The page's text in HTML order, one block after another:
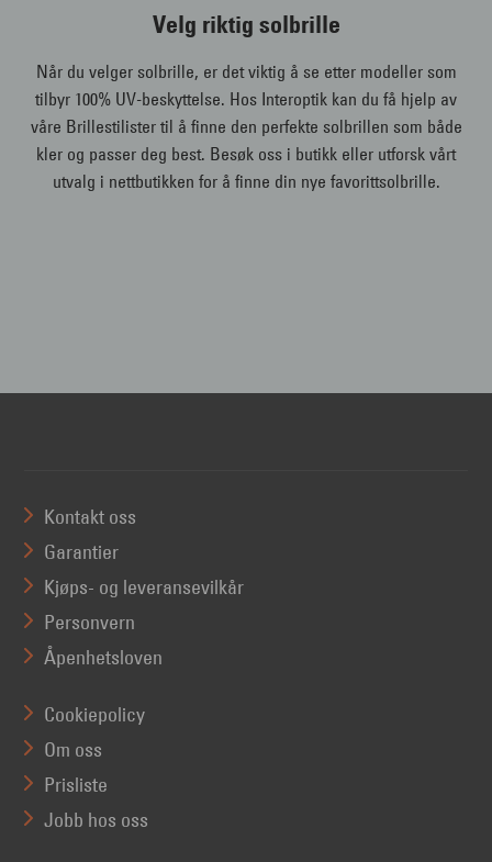
Velg riktig solbrille
Når du velger solbrille, er det viktig å se etter modeller som
tilbyr 100% UV-beskyttelse. Hos Interoptik kan du få hjelp av
våre Brillestilister til å finne den perfekte solbrillen som både
kler og passer deg best. Besøk oss i butikk eller utforsk vårt
utvalg i nettbutikken for å finne din nye favorittsolbrille.
Kontakt oss
Garantier
Kjøps- og leveransevilkår
Personvern
Åpenhetsloven
Cookiepolicy
Om oss
Prisliste
Jobb hos oss